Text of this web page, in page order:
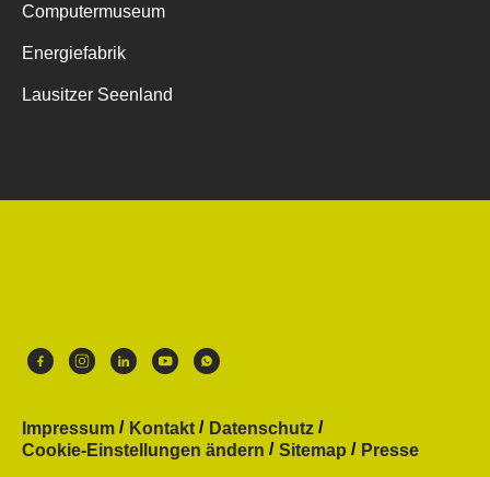
Computermuseum
Energiefabrik
Lausitzer Seenland
Impressum Kontakt
Datenschutz
Cookie-Einstellungen ändern
Sitemap Presse